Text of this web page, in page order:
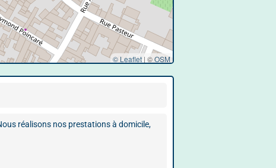
© Leaflet | ©OSM
réalisons nos prestations à domicile,